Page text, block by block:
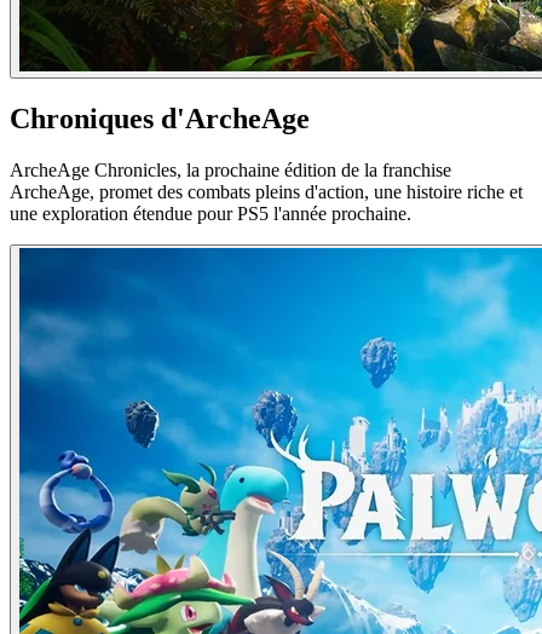
Chroniques d'ArcheAge
ArcheAge Chronicles, la prochaine édition de la franchise
ArcheAge, promet des combats pleins d'action, une histoire riche et
une exploration étendue pour PS5 l'année prochaine.